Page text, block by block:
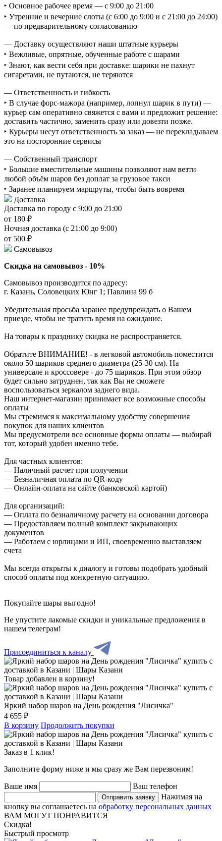
‣ Основное рабочее время — с 9:00 до 21:00
‣ Утренние и вечерние слоты (с 6:00 до 9:00 и с 21:00 до 24:00)
— по предварительному согласованию
— Доставку осуществляют наши штатные курьеры
‣ Вежливые, опрятные, обученные работе с шарами
‣ Знают, как вести себя при доставке: шарики не пахнут
сигаретами, не путаются, не теряются
— Ответственность и гибкость
‣ В случае форс-мажора (например, лопнул шарик в пути) —
курьер сам оперативно свяжется с вами и предложит решение:
доставить частично, заменить сразу или довезти позже.
‣ Курьеры несут ответственность за заказ — не перекладываем
это на посторонние сервисы
— Собственный транспорт
‣ Большие вместительные машины позволяют нам везти
любой объём шаров без доплат за грузовое такси
‣ Заранее планируем маршруты, чтобы быть вовремя
Доставка
Доставка по городу с 9:00 до 21:00
от 180 ₽
Ночная доставка (с 21:00 до 9:00)
от 500 ₽
Самовывоз
Скидка на самовывоз - 10%
Самовывоз производится по адресу:
г. Казань, Соловецких Юнг 1; Павлина 99 б
Убедительная просьба заранее предупреждать о Вашем
приезде, чтобы не тратить время на ожидание.
На товары к празднику скидка не распространяется.
Обратите ВНИМАНИЕ! - в легковой автомобиль поместится
около 50 шариков среднего диаметра (25-30 см). На
универсале и кроссовере - до 75 шариков. При этом обзор
будет сильно затруднен, так как Вы не сможете
воспользоваться зеркалом заднего вида.
Наш интернет-магазин принимает все возможные способы
оплаты
Мы стремимся к максимальному удобству совершения
покупок для наших клиентов
Мы предусмотрели все основные формы оплаты — выбирай
тот, который удобен именно тебе.
Для частных клиентов:
— Наличный расчет при получении
— Безналичная оплата по QR-коду
— Онлайн-оплата на сайте (банковской картой)
Для организаций:
— Оплата по безналичному расчету на основании договора
— Предоставляем полный комплект закрывающих
документов
— Работаем с юрлицами и ИП, своевременно выставляем
счета
Мы всегда открыты к диалогу и готовы подобрать удобный
способ оплаты под конкретную ситуацию.
Покупайте шары выгодно!
Не упустите лакомые скидки и уникальные предложения в
нашем телеграм!
Присоединиться к каналу
Товар добавлен в корзину!
Яркий набор шаров на День рождения "Лисичка"
4 655 ₽
В корзину Продолжить покупки
Заказ в 1 клик!
Заполните форму ниже и мы сразу же Вам перезвоним!
Ваше имя Ваш телефон
Отправить заявку
Нажимая на
кнопку вы соглашаетесь на обработку персональных данных
ВАМ МОГУТ ПОНРАВИТСЯ
Скидка!
Быстрый просмотр